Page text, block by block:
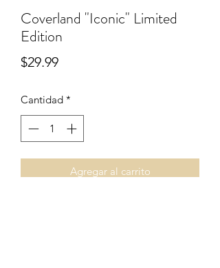
Coverland "Iconic" Limited
Edition
$29.99Precio
Cantidad *
Agregar al carrito